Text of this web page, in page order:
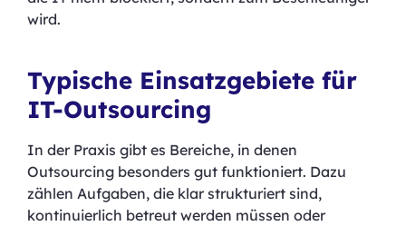
wird.
Typische Einsatzgebiete für
IT-Outsourcing
In der Praxis gibt es Bereiche, in denen
Outsourcing besonders gut funktioniert. Dazu
zählen Aufgaben, die klar strukturiert sind,
kontinuierlich betreut werden müssen oder